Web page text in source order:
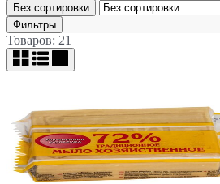
Без сортировки
Фильтры
Товаров: 21